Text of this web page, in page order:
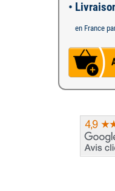
•
en France